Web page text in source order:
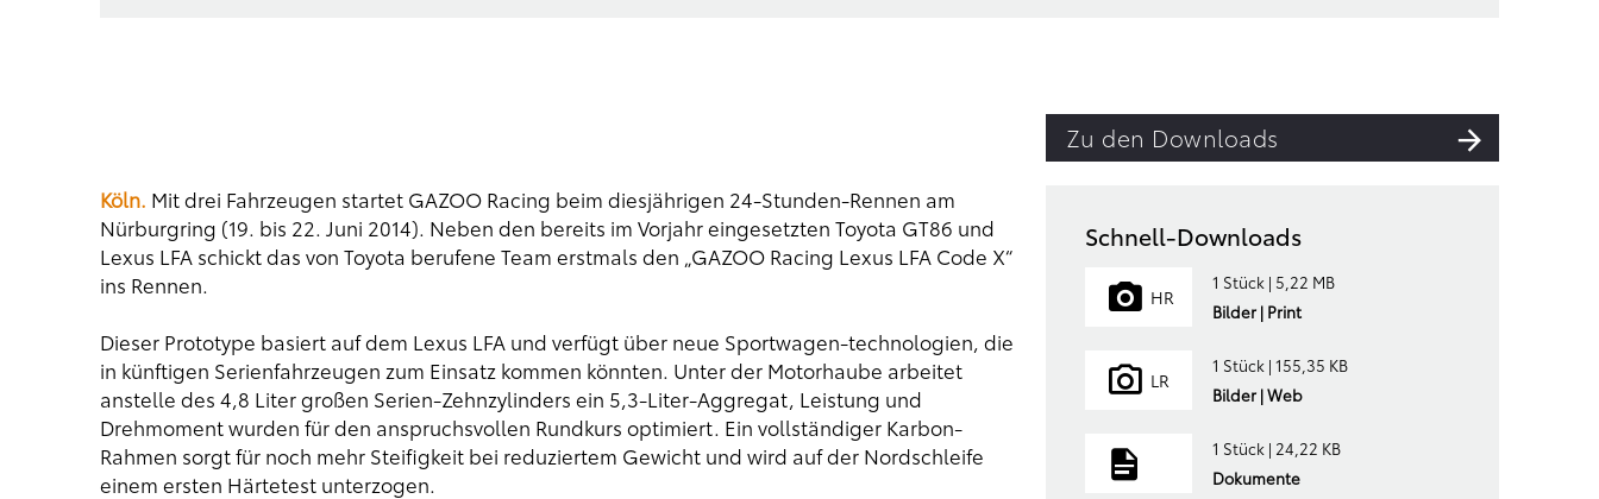
Zu den Downloads
Köln. Mit drei Fahrzeugen startet GAZOO Racing beim diesjährigen 24-Stunden-Rennen am
Nürburgring (19. bis 22. Juni 2014). Neben den bereits im Vorjahr eingesetzten Toyota GT86 und
Lexus LFA schickt das von Toyota berufene Team erstmals den „GAZOO Racing Lexus LFA Code X“
ins Rennen.
Dieser Prototype basiert auf dem Lexus LFA und verfügt über neue Sportwagen-technologien, die
in künftigen Serienfahrzeugen zum Einsatz kommen könnten. Unter der Motorhaube arbeitet
anstelle des 4,8 Liter großen Serien-Zehnzylinders ein 5,3-Liter-Aggregat, Leistung und
Drehmoment wurden für den anspruchsvollen Rundkurs optimiert. Ein vollständiger Karbon-
Rahmen sorgt für noch mehr Steifigkeit bei reduziertem Gewicht und wird auf der Nordschleife
einem ersten Härtetest unterzogen.
Schnell-Downloads
HR
1 Stück | 5,22 MB
Bilder | Print
LR
1 Stück | 155,35 KB
Bilder | Web
1 Stück | 24,22 KB
Dokumente